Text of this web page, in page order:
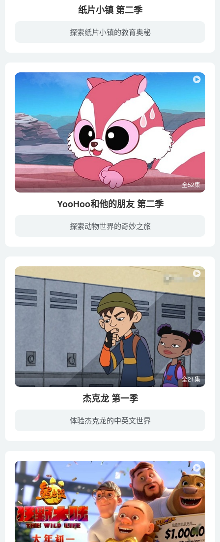
纸片小镇 第二季
探索纸片小镇的教育奥秘
全52集
YooHoo和他的朋友 第二季
探索动物世界的奇妙之旅
全21集
杰克龙 第一季
体验杰克龙的中英文世界